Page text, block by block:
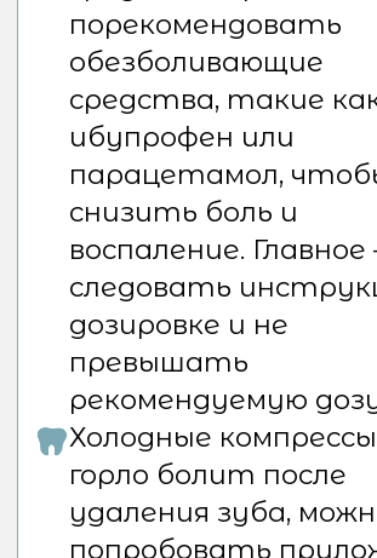
врачу. Это может быть
признаком того, что что-то
пошло не так, и необходимо
своевременно принять меры.
Заключение
В клинике Доктора
Орджоникидзе наши
специалисты всегда готовы
помочь вам с решением любых
проблем, связанных с зубами и
полостью рта. Мы
предоставляем качественное и
безопасное удаление зубов, а
также постоперационное
сопровождение, чтобы ваш
восстановительный процесс
прошёл как можно более
комфортно.